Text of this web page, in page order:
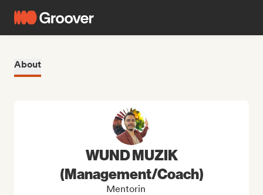
About
WUND MUZIK
(Management/Coach)
Mentorin